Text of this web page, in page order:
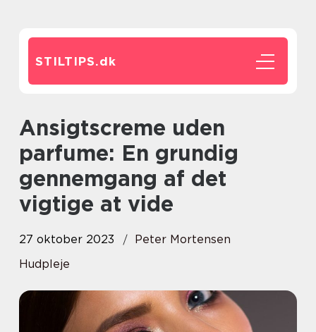
STILTIPS.dk
Ansigtscreme uden
parfume: En grundig
gennemgang af det
vigtige at vide
27 oktober 2023
Peter Mortensen
Hudpleje